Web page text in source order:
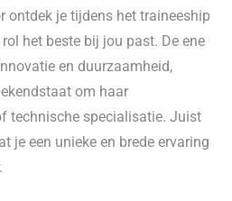
ontdek je tijdens het traineeship
het beste bij jou past. De ene
en duurzaamheid,
om haar
technische specialisatie. Juist
je een unieke en brede ervaring